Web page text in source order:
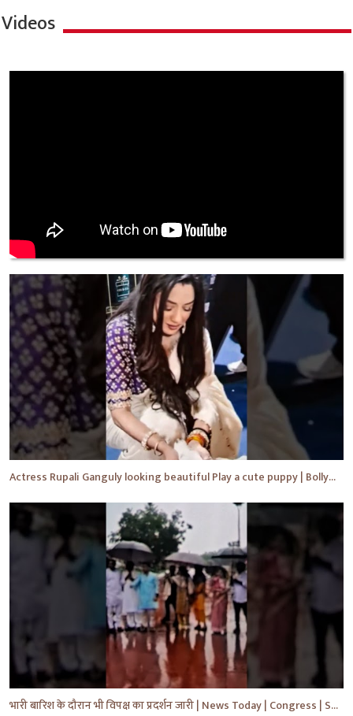
Videos
Actress Rupali Ganguly looking beautiful Play a cute puppy | Bollywood | Bollywood News #shorts #yt
भारी बारिश के दौरान भी विपक्ष का प्रदर्शन जारी | News Today | Congress | Samajwadi | #shorts #yt